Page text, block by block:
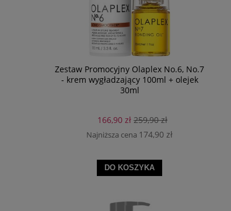
Zestaw Promocyjny Olaplex No.6, No.7
- krem wygładzający 100ml + olejek
30ml
166,90 zł 259,90 zł
Najniższa cena 174,90 zł
DO KOSZYKA